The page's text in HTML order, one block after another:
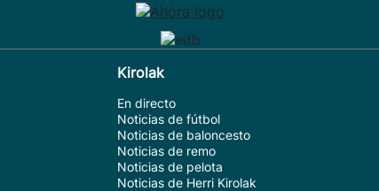
Kirolak
En directo
Noticias de fútbol
Noticias de baloncesto
Noticias de remo
Noticias de pelota
Noticias de Herri Kirolak